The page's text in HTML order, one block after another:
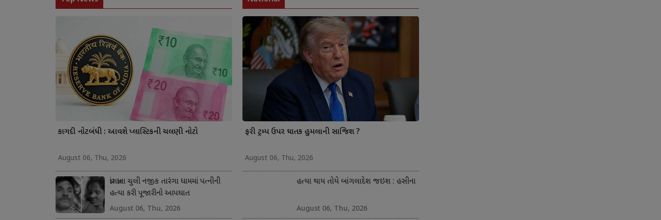
કાગદી નોટબંધી : આવશે પ્લાસ્ટિકની ચલણી નોટો
August 06, Thu, 2026
ધ્રાંગધ્રાના ચુલી નજીક તારંગા ધામમાં પત્નીની
હત્યા કરી પૂજારીનો આપઘાત
August 06, Thu, 2026
ફરી ટ્રમ્પ ઉપર ઘાતક હુમલાની સાજિશ ?
August 06, Thu, 2026
હત્યા થાય તોયે બાંગલાદેશ જઇશ : હસીના
August 06, Thu, 2026